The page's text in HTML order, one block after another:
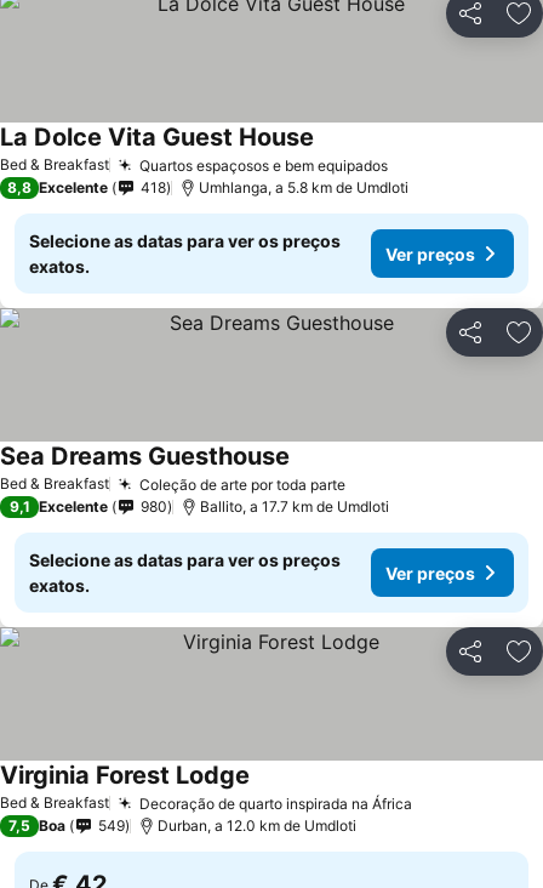
Partilhar
Bed & Breakfast Quartos espaçosos e bem equipadosVer preços
La Dolce Vita Guest House
8,8 Excelente 418 Umhlanga, a 5.8 km de Umdloti
Selecione as datas para ver os preços
exatos.
Ver preços
Partilhar
Bed & Breakfast Coleção de arte por toda parteVer preços
Sea Dreams Guesthouse
9,1 Excelente 980 Ballito, a 17.7 km de Umdloti
Selecione as datas para ver os preços
exatos.
Ver preços
Partilhar
Bed & Breakfast Decoração de quarto inspirada na África
Virginia Forest Lodge
7,5 Boa 549 Durban, a 12.0 km de Umdloti
De